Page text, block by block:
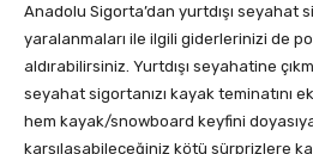
Anadolu Sigorta’dan yurtdışı seyahat
yaralanmaları ile ilgili giderlerinizi de
aldırabilirsiniz. Yurtdışı seyahatine
seyahat sigortanızı kayak teminatını
hem kayak/snowboard keyfini
karşılaşabileceğiniz kötü sürprizlere